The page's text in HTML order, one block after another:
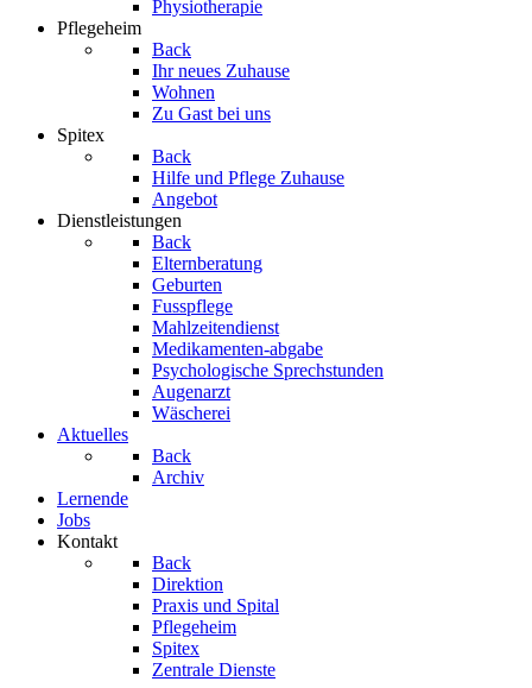
Physiotherapie
Pflegeheim
Back
Ihr neues Zuhause
Wohnen
Zu Gast bei uns
Spitex
Back
Hilfe und Pflege Zuhause
Angebot
Dienstleistungen
Back
Elternberatung
Geburten
Fusspflege
Mahlzeitendienst
Medikamenten-abgabe
Psychologische Sprechstunden
Augenarzt
Wäscherei
Aktuelles
Back
Archiv
Lernende
Jobs
Kontakt
Back
Direktion
Praxis und Spital
Pflegeheim
Spitex
Zentrale Dienste